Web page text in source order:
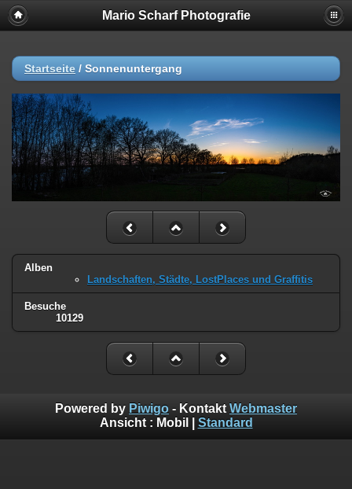
Mario Scharf Photografie
Startseite / Sonnenuntergang
Alben
Landschaften, Städte, LostPlaces und Graffitis
Besuche
10129
Powered by Piwigo - Kontakt Webmaster
Ansicht : Mobil Standard